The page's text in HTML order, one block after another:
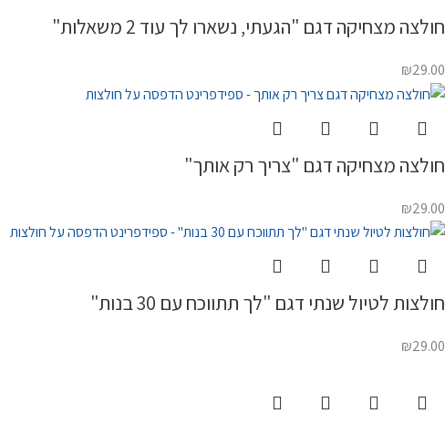
חולצה מצחיקה דגם "הגעתי, נשארו לך עוד 2 משאלות"
₪29.00
חולצה מצחיקה דגם "צריך רק אותך"
₪29.00
חולצות לטיול שנתי דגם "לך תתווכח עם 30 בנות"
₪29.00